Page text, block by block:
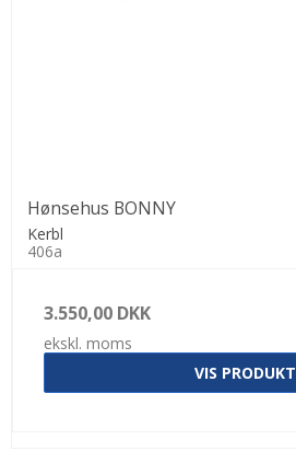
Hønsehus BONNY
Kerbl
406a
3.550,00 DKK
ekskl. moms
VIS PRODUKT